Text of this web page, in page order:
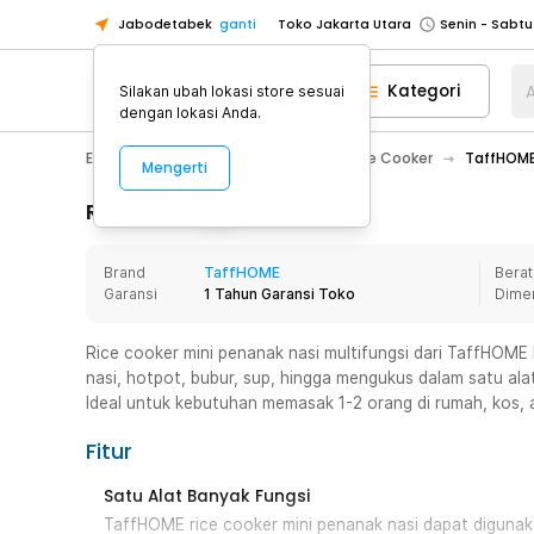
Jabodetabek ganti Toko Jakarta Utara
Toko Tangerang
Toko Cikupa
Pick n Go Jakarta Barat
Senin -
Pick n Go Bekasi
Senin - Jumat
Senin - Jumat
Senin -
Toko Jakarta Barat
Senin -
Toko Tangerang
Toko Cikupa
Pick n Go Jakarta Barat
Senin -
Senin - Jumat
Pick n Go Depok
Senin - Jumat
Kategori
Electronic Elektronik Rumah Rice Cooker
Rincian Produk
Brand
TaffHOME
Garansi
1 Tahun Garansi Toko
Rice cooker mini penanak nasi multifungsi dari
nasi, hotpot, bubur, sup, hingga mengukus dalam satu
Ideal untuk kebutuhan memasak 1-2 orang di rumah, kos,
Fitur
Satu Alat Banyak Fungsi
TaffHOME rice cooker mini penanak nasi dapat
Silakan ubah lokasi store sesuai
dengan lokasi Anda.
Mengerti